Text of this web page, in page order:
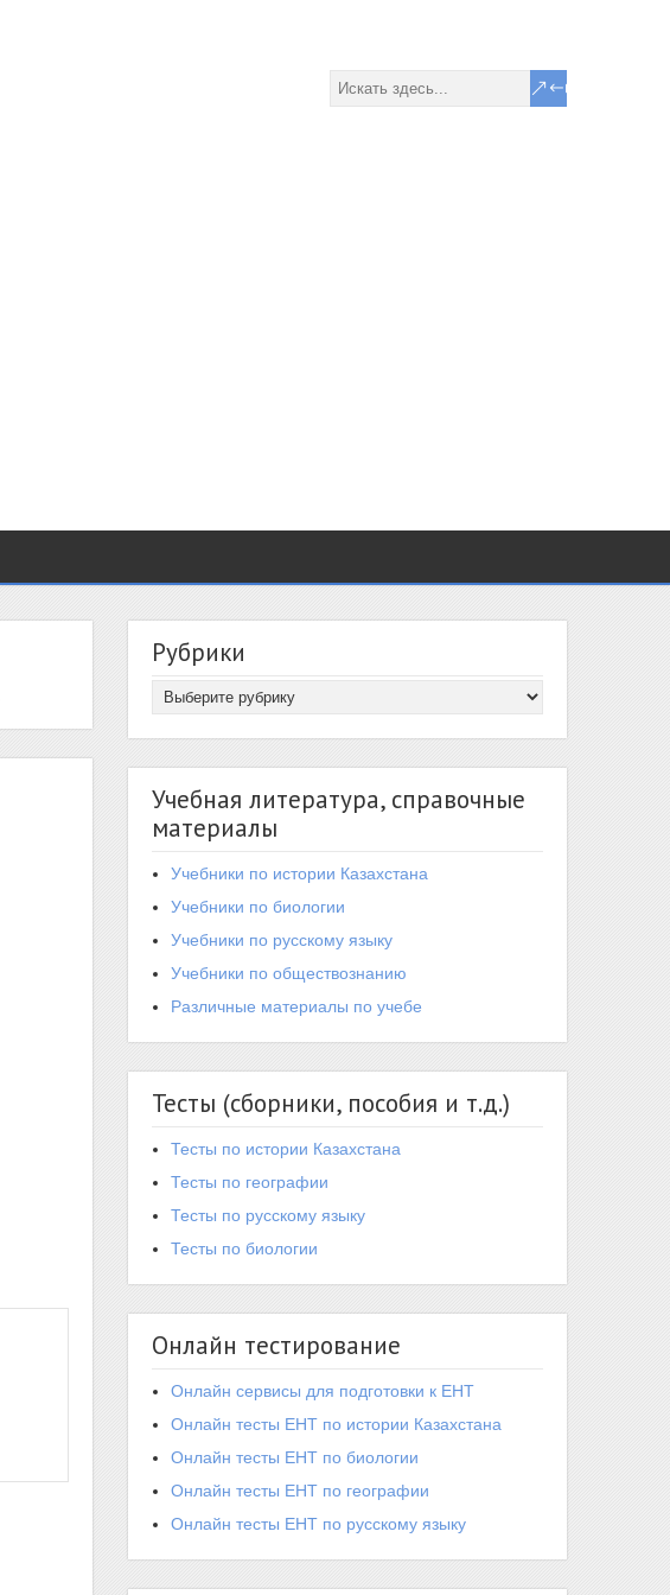
Рубрики
Учебная литература, справочные
материалы
Учебники по истории Казахстана
Учебники по биологии
Учебники по русскому языку
Учебники по обществознанию
Различные материалы по учебе
Тесты (сборники, пособия и т.д.)
Тесты по истории Казахстана
Тесты по географии
Тесты по русскому языку
Тесты по биологии
Онлайн тестирование
Онлайн сервисы для подготовки к ЕНТ
Онлайн тесты ЕНТ по истории Казахстана
Онлайн тесты ЕНТ по биологии
Онлайн тесты ЕНТ по географии
Онлайн тесты ЕНТ по русскому языку